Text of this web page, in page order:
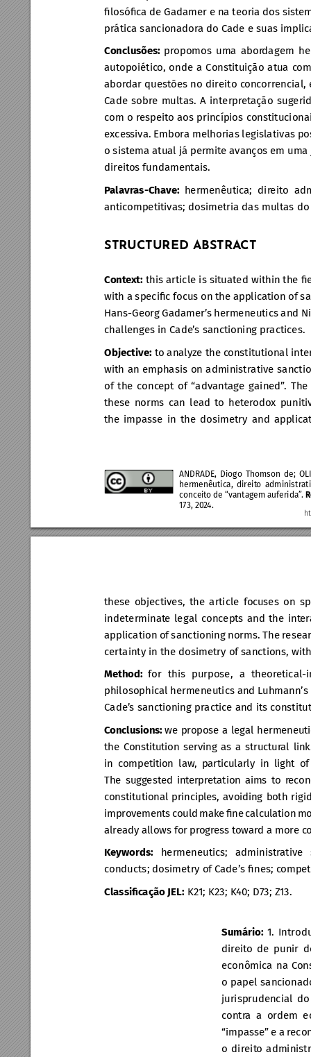
ANDRADE, Diogo Thomson de;
hermenêutica, direito
conceito de “vantagem auferida”.
173, 2024.
ﬁlosóﬁca de Gadamer e na teoria dos sist
prática sancionadora do Cade e suas
Conclusões: propomos uma abordagem
autopoiético, onde a Constituição atua c
abordar questões no direito concorrencial,
Cade sobre multas. A interpretação
com o respeito aos princípios
excessiva. Embora melhorias legislativas
o sistema atual já permite avanços em
direitos fundamentais.
Palavras-Chave: hermenêutica; direito
anticompetitivas; dosimetria das multas do
STRUCTURED ABSTRACT
Context: this article is situated within the
with a speciﬁc focus on the application of
Hans-Georg Gadamer’s hermeneutics and
challenges in Cade’s sanctioning practices.
Objective: to analyze the constitutional
with an emphasis on administrative
of the concept of “advantage gained”.
these norms can lead to heterodox
the impasse in the dosimetry and
these objectives, the article focuses on
indeterminate legal concepts and the int
application of sanctioning norms. The r
certainty in the dosimetry of sanctions,
Method: for this purpose, a theoretical-
philosophical hermeneutics and L
Cade’s sanctioning practice and its c
Conclusions: we propose a legal
the Constitution serving as a structural
in competition law, particularly in light of
The suggested interpretation aims to r
constitutional principles, avoiding both
improvements could make ﬁne calculation
already allows for progress toward a more c
Keywords: hermeneutics; administrative
conducts; dosimetry of Cade’s ﬁnes; c
Classiﬁcação JEL: K21; K23; K40; D73; Z13.
Sumário: 1.
direito de punir
econômica na C
o papel
jurisprudencial
contra a ordem
“impasse” e a r
o direito